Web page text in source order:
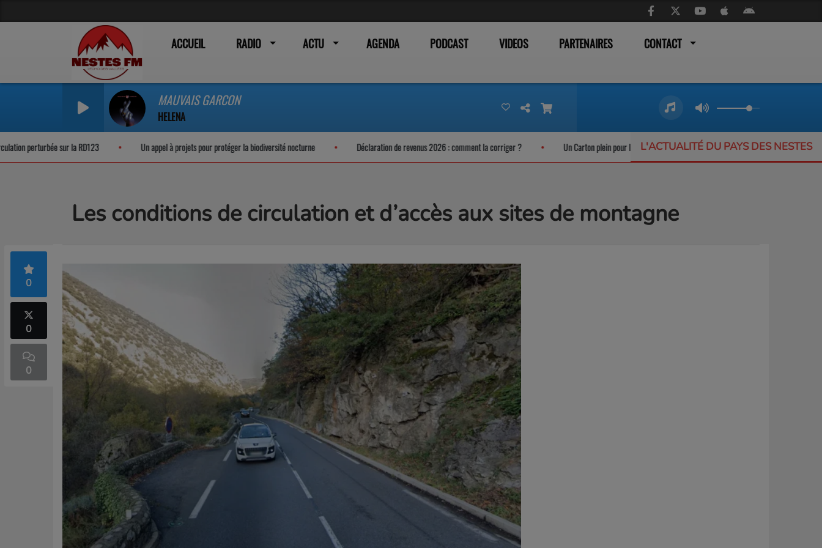
ACCUEIL RADIO ACTU AGENDA PODCAST VIDEOS PARTENAIRES CONTACT
MAUVAIS GARCON
HELENA
L'ACTUALITÉ DU PAYS DES NESTES
sur la RD123 Un appel à projets pour protéger la biodiversité nocturne Déclaration de revenus 2026 : comment la corriger ? Un Carton plein pour les trains liO qui ne désemplissent pas L’Offrande
Les conditions de circulation et d’accès aux sites de montagne
0
0
0